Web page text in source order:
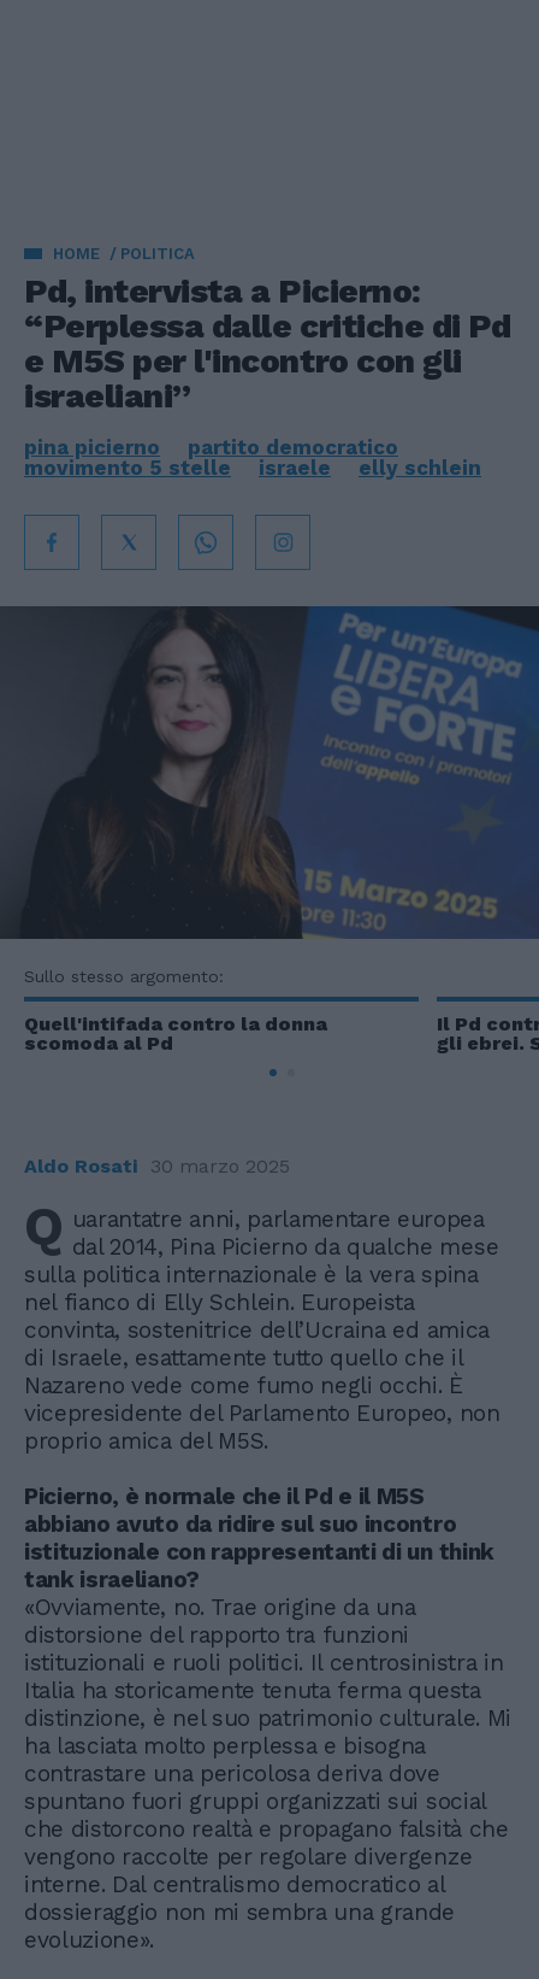
HOME POLITICA
Pd, intervista a Picierno:
“Perplessa dalle critiche di Pd
e M5S per l'incontro con gli
israeliani”
pina picierno
partito democratico
movimento 5 stelle
israele elly schlein
Sullo stesso argomento:
Quell'intifada contro la donna
scomoda al Pd
Il Pd
gli ebrei.
Aldo Rosati 30 marzo 2025
Q uarantatre anni, parlamentare europea
dal 2014, Pina Picierno da qualche mese
sulla politica internazionale è la vera spina
nel fianco di Elly Schlein. Europeista
convinta, sostenitrice dell’Ucraina ed amica
di Israele, esattamente tutto quello che il
Nazareno vede come fumo negli occhi. È
vicepresidente del Parlamento Europeo, non
proprio amica del M5S.
Picierno, è normale che il Pd e il M5S
abbiano avuto da ridire sul suo incontro
istituzionale con rappresentanti di un think
tank israeliano?
«Ovviamente, no. Trae origine da una
distorsione del rapporto tra funzioni
istituzionali e ruoli politici. Il centrosinistra in
Italia ha storicamente tenuta ferma questa
distinzione, è nel suo patrimonio culturale. Mi
ha lasciata molto perplessa e bisogna
contrastare una pericolosa deriva dove
spuntano fuori gruppi organizzati sui social
che distorcono realtà e propagano falsità che
vengono raccolte per regolare divergenze
interne. Dal centralismo democratico al
dossieraggio non mi sembra una grande
evoluzione».